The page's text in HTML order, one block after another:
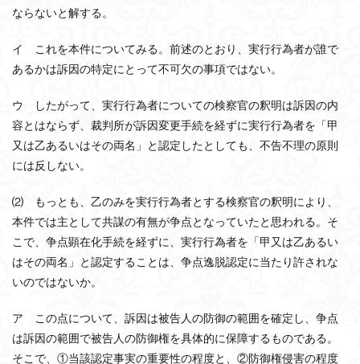
ならないと解する。
イ これを本件についてみる。前述のとおり、実行行為者が誰で
あるかは訴因の特定にとって不可欠の事項ではない。
ウ したがって、実行行為者についての検察官の釈明は訴因の内
容とはならず、裁判所が訴因変更手続を経ずに実行行為者を「甲
又は乙あるいはその両名」と認定したとしても、不告不理の原則
には反しない。
⑵ もっとも、乙のみを実行行為者とする検察官の釈明により、
本件では主として共謀の有無が争点となっていたと思われる。そ
こで、争点顕在化手続を経ずに、実行行為者を「甲又は乙あるい
はその両名」と認定することは、争点逸脱認定に当たり許されな
いのではないか。
ア この点について、訴因は被告人の防御の範囲を確定し、争点
は訴因の範囲で被告人の防御権を具体的に保障するものである。
そこで、①当該認定事実の重要性の程度と、②防御権侵害の程度